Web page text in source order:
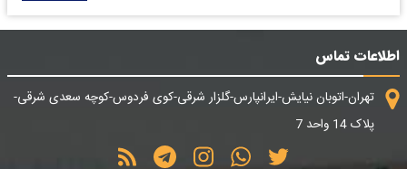
اطلاعات تماس
تهران-اتوبان نیایش-ایرانپارس-گلزار شرقی-کوی فردوس-کوچه سعدی شرقی-
پلاک 14 واحد 7